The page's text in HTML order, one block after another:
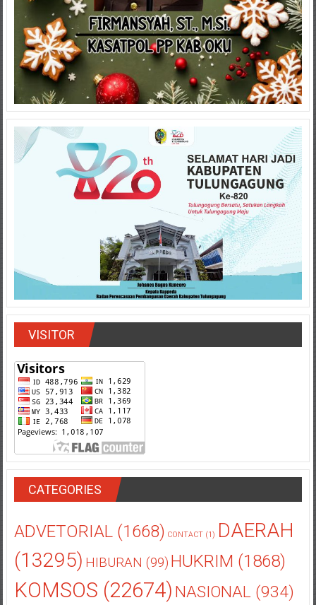
VISITOR
CATEGORIES
ADVETORIAL(1668) CONTACT(1) DAERAH
(13295) HIBURAN (99) HUKRIM (1868)
KOMSOS (22674) NASIONAL(934)